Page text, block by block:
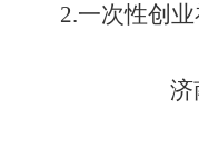
2.一次性创
济